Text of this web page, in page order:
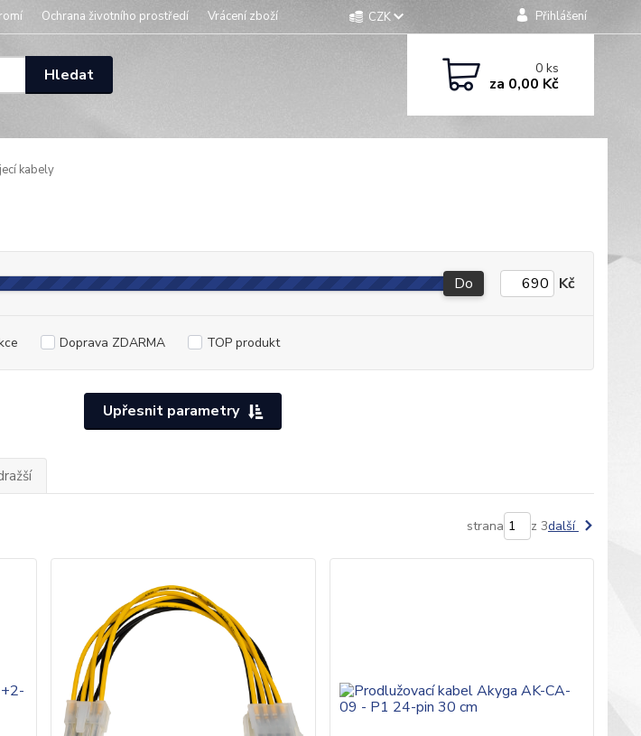
Ochrana životního prostředí Vrácení zboží CZK Přihlášení
Hledat 0ks
za 0,00 Kč
kabely
Upřesnit parametry
Do Kč
Doprava ZDARMA TOP produkt
strana z 3další